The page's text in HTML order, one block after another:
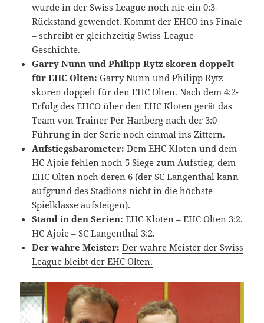
wurde in der Swiss League noch nie ein 0:3-
Rückstand gewendet. Kommt der EHCO ins Finale
– schreibt er gleichzeitig Swiss-League-
Geschichte.
Garry Nunn und Philipp Rytz skoren doppelt
für EHC Olten: Garry Nunn und Philipp Rytz
skoren doppelt für den EHC Olten. Nach dem 4:2-
Erfolg des EHCO über den EHC Kloten gerät das
Team von Trainer Per Hanberg nach der 3:0-
Führung in der Serie noch einmal ins Zittern.
Aufstiegsbarometer: Dem EHC Kloten und dem
HC Ajoie fehlen noch 5 Siege zum Aufstieg, dem
EHC Olten noch deren 6 (der SC Langenthal kann
aufgrund des Stadions nicht in die höchste
Spielklasse aufsteigen).
Stand in den Serien: EHC Kloten – EHC Olten 3:2.
HC Ajoie – SC Langenthal 3:2.
Der wahre Meister: Der wahre Meister der Swiss
League bleibt der EHC Olten.